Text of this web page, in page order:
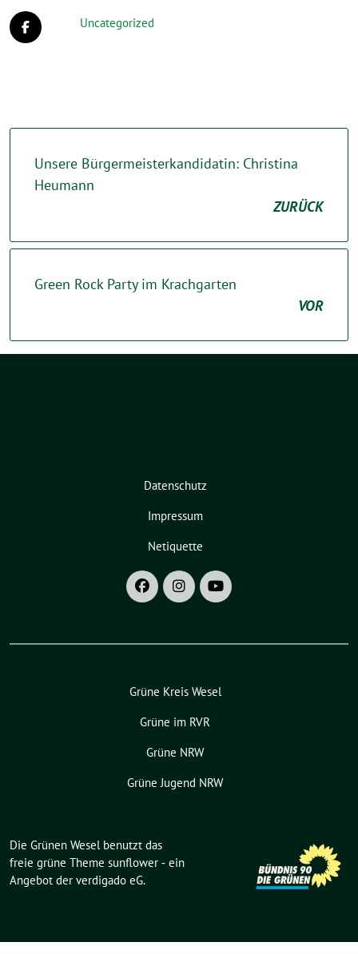
Uncategorized
Unsere Bürgermeisterkandidatin: Christina
Heumann
ZURÜCK
Green Rock Party im Krachgarten
VOR
Datenschutz
Impressum
Netiquette
Grüne Kreis Wesel
Grüne im RVR
Grüne NRW
Grüne Jugend NRW
Die Grünen Wesel benutzt das
freie grüne Theme sunflower ‐ ein
Angebot der verdigado eG.